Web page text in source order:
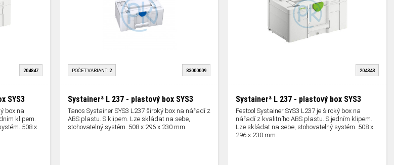
204847
SYS3
box na
klipem.
508 x
POČET VARIANT: 2 83000009
Systainer³ L 237 - plastový box SYS3
Tanos Systainer SYS3 L237 široký box na nářadí z
ABS plastu. S klipem. Lze skládat na sebe,
stohovatelný systém. 508 x 296 x 230 mm.
204848
Systainer³ L 237 - plastový box SYS3
Festool Systainer SYS3 L237 je široký box na
nářadí z kvalitního ABS plastu. S jedním klipem.
Lze skládat na sebe, stohovatelný systém. 508 x
296 x 230 mm.